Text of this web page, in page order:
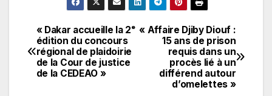
Navigation
de
« Affaire Djiby Diouf :
15 ans de prison
requis dans un
procès lié à un
différend autour
d’omelettes »
« Dakar accueille la 2ᵉ
édition du concours
régional de plaidoirie
de la Cour de justice
de la CEDEAO »